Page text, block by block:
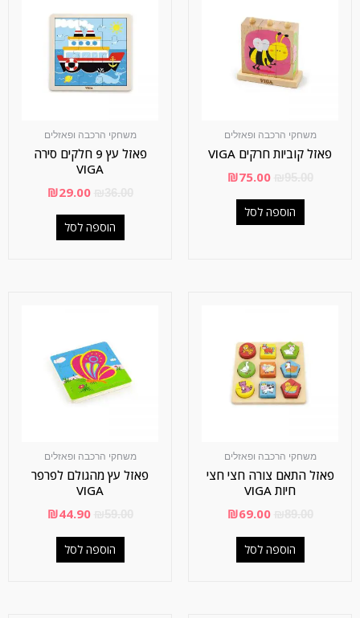
משחקי הרכבה ופאזלים
פאזל קוביות חרקים VIGA
₪75.00
הוספה לסל
משחקי הרכבה ופאזלים
פאזל התאם צורה חצי חצי
חיות VIGA
₪69.00
הוספה לסל
משחקי הרכבה ופאזלים
פאזל עץ מהגולם לפרפר
VIGA
₪44.90
הוספה לסל
משחקי הרכבה ופאזלים
פאזל עץ 9 חלקים סירה
VIGA
₪29.00
הוספה לסל